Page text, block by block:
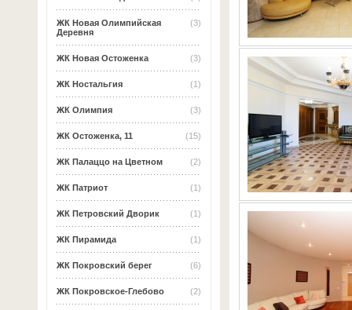
(3)
ЖК Новая Олимпийская
Деревня
(3)
ЖК Новая Остоженка
(1)
ЖК Ностальгия
(3)
ЖК Олимпия
(15)
ЖК Остоженка, 11
(2)
ЖК Палаццо на Цветном
(1)
ЖК Патриот
(1)
ЖК Петровский Дворик
(1)
ЖК Пирамида
(6)
ЖК Покровский берег
(2)
ЖК Покровское-Глебово